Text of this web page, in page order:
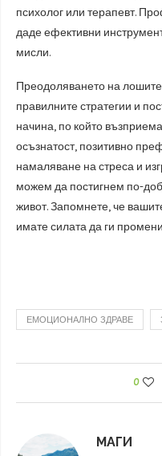
психолог или терапевт.
даде ефективни
мисли.
Преодоляването на
правилните стратегии и
начина, по който
осъзнатост, позитивно
намаляване на стреса и
можем да постигнем по-
живот. Запомнете, че
имате силата да ги
ЕМОЦИОНАЛНО ЗДРАВЕ
0
МАГИ